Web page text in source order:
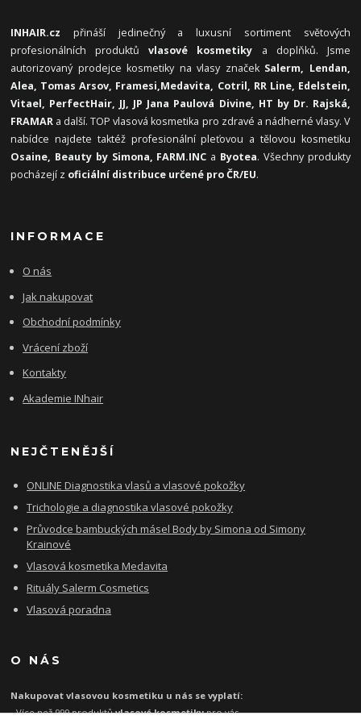
INHAIR.cz přináší jedinečný a luxusní sortiment světových
profesionálních produktůvlasové kosmetiky a doplňků. Jsme
autorizovaný prodejce kosmetiky na vlasy značek Salerm, Lendan,
Alea, Tomas Arsov, Framesi,Medavita, Cotril, RR Line, Edelstein,
Vitael, PerfectHair, JJ, JP Jana Paulová Divine, HT by Dr. Rajská,
FRAMAR a další. TOP vlasová kosmetika pro zdravé a nádherné vlasy. V
nabídce najdete taktéž profesionální pleťovou a tělovou kosmetiku
Osaine, Beauty by Simona, FARM.INC a Byotea. Všechny produkty
pocházejí z oficiální distribuce určené pro ČR/EU.
INFORMACE
O nás
Jak nakupovat
Obchodní podmínky
Vrácení zboží
Kontakty
Akademie INhair
NEJČTENĚJŠÍ
ONLINE Diagnostika vlasů a vlasové pokožky
Trichologie a diagnostika vlasové pokožky
Průvodce bambuckých másel Body by Simona od Simony
Krainové
Vlasová kosmetika Medavita
Rituály Salerm Cosmetics
Vlasová poradna
O NÁS
Nakupovat vlasovou kosmetiku u nás se vyplatí:
- Více než 999 produktůvlasové kosmetikypro vás